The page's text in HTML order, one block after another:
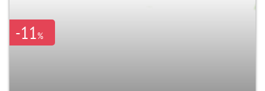
-11%